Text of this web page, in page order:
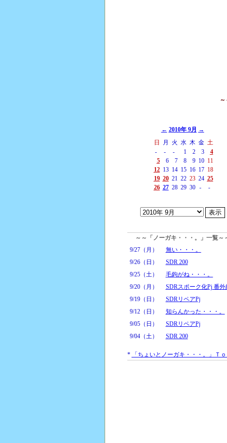
～
← 2010年 9月 →
日
月 火 水 木 金 土
-
- - 1 2 3
4
5
6 7 8 9 10 11
12 13 14 15 16 17 18
19 20 21 22 23 24 25
26 27 28 29 30 - -
～～「ノーガキ・・・。」一覧～
9/27（月）
無い・・・。
9/26（日）
SDR 200
9/25（土）
毛鉤がね・・・。
9/20（月）
SDRスポーク化Pj 番外
9/19（日）
SDRリペアPj
9/12（日）
知らんかった・・・。
9/05（日）
SDRリペアPj
9/04（土）
SDR 200
* 「ちょいとノーガキ・・・。」Ｔ